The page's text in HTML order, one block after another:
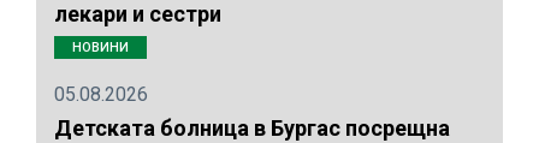
лекари и сестри
НОВИНИ
05.08.2026
Детската болница в Бургас посрещна